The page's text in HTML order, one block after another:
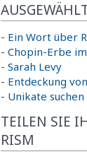
- Ein Wort über
- Chopin-Erbe
- Sarah Levy
- Entdeckung
- Unikate suchen
TEILEN SIE
RISM